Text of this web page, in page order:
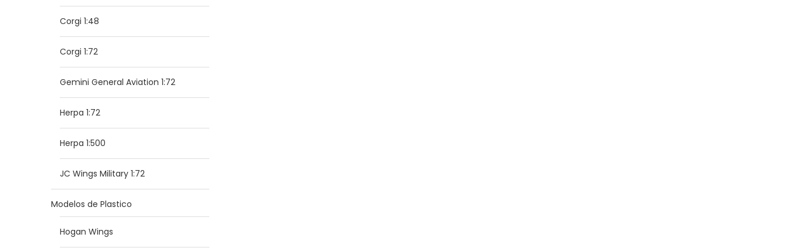
Corgi 1:48
Corgi 1:72
Gemini General Aviation 1:72
Herpa 1:72
Herpa 1:500
JC Wings Military 1:72
Modelos de Plastico
Hogan Wings